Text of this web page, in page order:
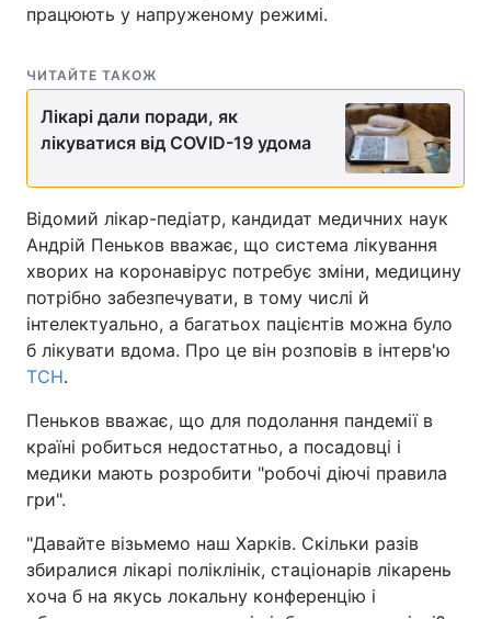
працюють у напруженому режимі.
ЧИТАЙТЕ ТАКОЖ
Лікарі дали поради, як
лікуватися від COVID-19 удома
Відомий лікар-педіатр, кандидат медичних наук
Андрій Пеньков вважає, що система лікування
хворих на коронавірус потребує зміни, медицину
потрібно забезпечувати, в тому числі й
інтелектуально, а багатьох пацієнтів можна було
б лікувати вдома. Про це він розповів в інтерв'ю
ТСН.
Пеньков вважає, що для подолання пандемії в
країні робиться недостатньо, а посадовці і
медики мають розробити "робочі діючі правила
гри".
"Давайте візьмемо наш Харків. Скільки разів
збиралися лікарі поліклінік, стаціонарів лікарень
хоча б на якусь локальну конференцію і